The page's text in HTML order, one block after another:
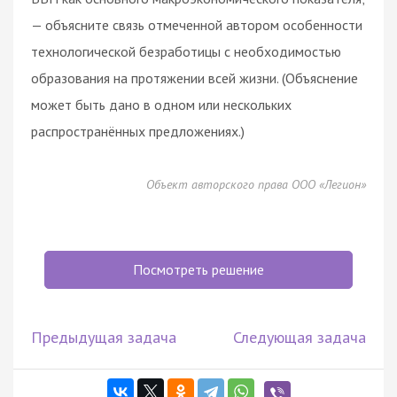
— объясните связь отмеченной автором особенности
технологической безработицы с необходимостью
образования на протяжении всей жизни. (Объяснение
может быть дано в одном или нескольких
распространённых предложениях.)
Объект авторского права ООО «Легион»
Посмотреть решение
Предыдущая задача Следующая задача